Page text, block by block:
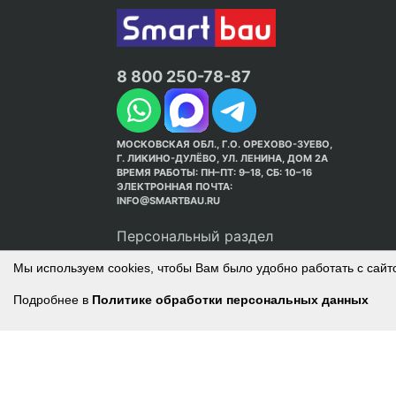
8 800 250-78-87
МОСКОВСКАЯ ОБЛ., Г.О. ОРЕХОВО-ЗУЕВО,
Г. ЛИКИНО-ДУЛЁВО, УЛ. ЛЕНИНА, ДОМ 2А
ВРЕМЯ РАБОТЫ: ПН–ПТ: 9–18, СБ: 10–16
ЭЛЕКТРОННАЯ ПОЧТА:
INFO@SMARTBAU.RU
Персональный раздел
Мы используем cookies, чтобы Вам было удобно работать с
Подробнее в Политике обработки персональных данных